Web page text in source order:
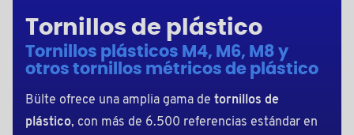
Tornillos de plástico
Tornillos plásticos M4, M6, M8 y
otros tornillos métricos de plástico
Bülte ofrece una amplia gama de tornillos de
plástico, con más de 6.500 referencias estándar en